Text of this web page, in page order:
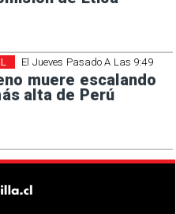
El Jueves Pasado A Las 9:49
muere escalando
alta de Perú